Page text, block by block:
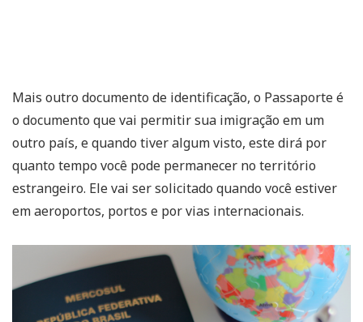
Mais outro documento de identificação, o Passaporte é
o documento que vai permitir sua imigração em um
outro país, e quando tiver algum visto, este dirá por
quanto tempo você pode permanecer no território
estrangeiro. Ele vai ser solicitado quando você estiver
em aeroportos, portos e por vias internacionais.